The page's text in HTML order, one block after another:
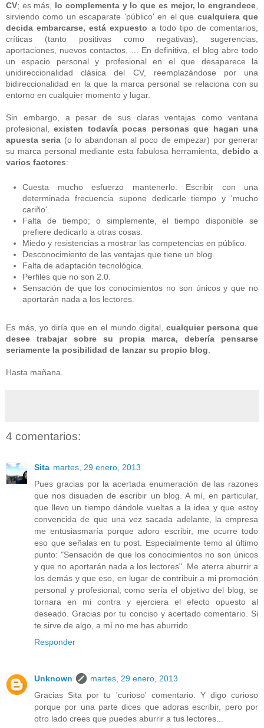
CV; es más, lo complementa y lo que es mejor, lo engrandece
sirviendo como un escaparate 'público' en el que cualquiera que
decida embarcarse, está expuesto a todo tipo de comentarios,
críticas (tanto positivas como negativas), sugerencias,
aportaciones, nuevos contactos, ... En definitiva, el blog abre todo
un espacio personal y profesional en el que desaparece la
unidireccionalidad clásica del CV, reemplazándose por una
bidireccionalidad en la que la marca personal se relaciona con su
entorno en cualquier momento y lugar.
Sin embargo, a pesar de sus claras ventajas como ventana
profesional,existen todavía pocas personas que hagan una
apuesta seria (o lo abandonan al poco de empezar) por generar
su marca personal mediante esta fabulosa herramienta, debido a
varios factores:
Cuesta mucho esfuerzo mantenerlo. Escribir con una
determinada frecuencia supone dedicarle tiempo y 'mucho
cariño'.
Falta de tiempo; o simplemente, el tiempo disponible se
prefiere dedicarlo a otras cosas.
Miedo y resistencias a mostrar las competencias en público.
Desconocimiento de las ventajas que tiene un blog.
Falta de adaptación tecnológica.
Perfiles que no son 2.0.
Sensación de que los conocimientos no son únicos y que no
aportarán nada a los lectores.
Es más, yo diría que en el mundo digital, cualquier persona que
desee trabajar sobre su propia marca, debería pensarse
seriamente la posibilidad de lanzar su propio blog
Hasta mañana.
4 comentarios:
Sita martes, 29 enero, 2013
Pues gracias por la acertada enumeración de las razones
que nos disuaden de escribir un blog. A mí, en particular,
que llevo un tiempo dándole vueltas a la idea y que estoy
convencida de que una vez sacada adelante, la empresa
me entusiasmaría porque adoro escribir, me ocurre todo
eso que señalas en tu post. Especialmente temo al último
punto: "Sensación de que los conocimientos no son únicos
y que no aportarán nada a los lectores". Me aterra aburrir a
los demás y que eso, en lugar de contribuir a mi promoción
personal y profesional, como sería el objetivo del blog, se
tornara en mi contra y ejerciera el efecto opuesto al
deseado. Gracias por tu conciso y acertado comentario. Si
te sirve de algo, a mí no me has aburrido.
Responder
Unknown
martes, 29 enero, 2013
Gracias Sita por tu 'curioso' comentario. Y digo curioso
porque por una parte dices que adoras escribir, pero por
otro lado crees que puedes aburrir a tus lectores...